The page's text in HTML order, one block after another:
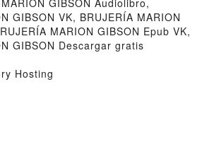
GIBSON Audiolibro,
GIBSON VK, BRUJERÍA MARION
MARION GIBSON Epub VK,
GIBSON Descargar gratis
Hosting